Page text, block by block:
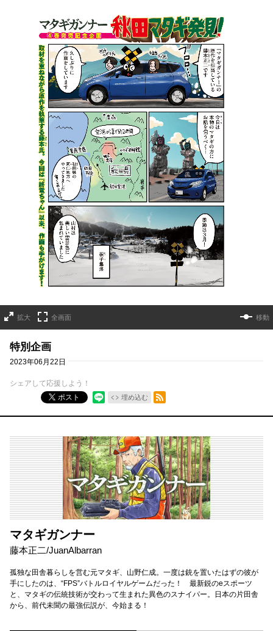
拡大 全画面 移動
特別企画
2023年06月22日
シェアして応援しよう！
ポスト
埋め込む
RSSフィード
マタギガンナー
藤本正二/JuanAlbarran
孤独な田舎暮らしを営む元マタギ、山野仁成。一度は銃を置いたはずの彼が
手にしたのは、“FPS”バトルロイヤルゲームだった！ 最新鋭のeスポーツ
と、マタギの伝統技術が交わって生まれた異色のスナイパー。日本の片田舎
から、前代未聞の最強伝説が、今始まる！